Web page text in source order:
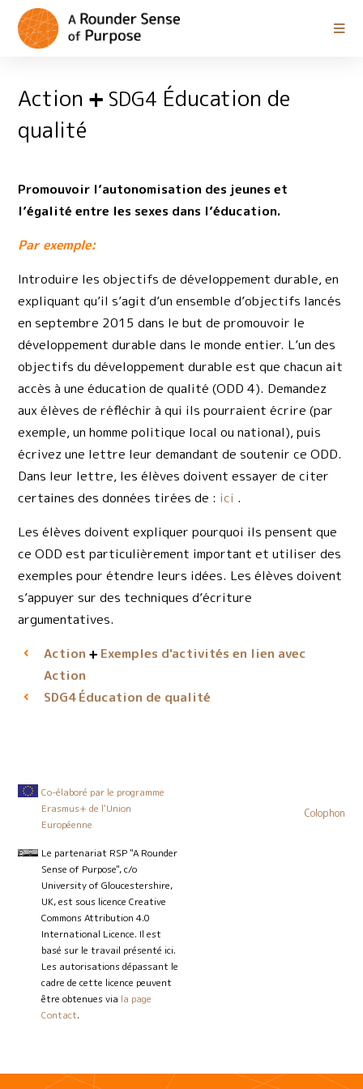
Action SDG4 Éducation de
qualité
Promouvoir l’autonomisation des jeunes et
l’égalité entre les sexes dans l’éducation.
Par exemple:
Introduire les objectifs de développement durable, en
expliquant qu’il s’agit d’un ensemble d’objectifs lancés
en septembre 2015 dans le but de promouvoir le
développement durable dans le monde entier. L’un des
objectifs du développement durable est que chacun ait
accès à une éducation de qualité (ODD 4). Demandez
aux élèves de réfléchir à qui ils pourraient écrire (par
exemple, un homme politique local ou national), puis
écrivez une lettre leur demandant de soutenir ce ODD.
Dans leur lettre, les élèves doivent essayer de citer
certaines des données tirées de : ici .
Les élèves doivent expliquer pourquoi ils pensent que
ce ODD est particulièrement important et utiliser des
exemples pour étendre leurs idées. Les élèves doivent
s’appuyer sur des techniques d’écriture
argumentatives.
Action
Exemples d'activités en lien avec
Action
SDG4Éducation de qualité
Co-élaboré par le programme
Erasmus+ de l'Union
Européenne
Le partenariat RSP "A Rounder
Sense of Purpose", c/o
University of Gloucestershire,
UK, est sous licence Creative
Commons Attribution 4.0
International Licence. Il est
basé sur le travail présenté ici.
Les autorisations dépassant le
cadre de cette licence peuvent
être obtenues via la page
Contact.
Colophon